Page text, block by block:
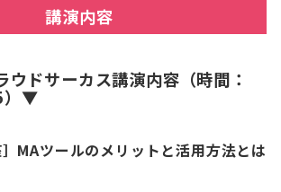
講演内容
ドサーカス講演内容（時間：
）▼
］MAツールのメリットと活用方法とは